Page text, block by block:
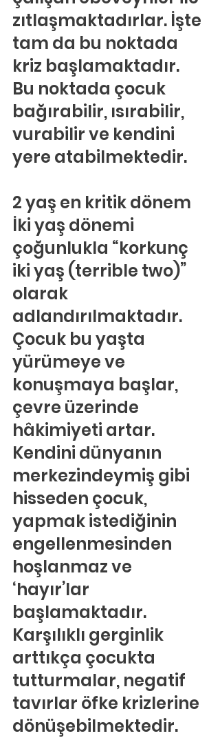
zıtlaşmaktadırlar. İşte
tam da bu noktada
kriz başlamaktadır.
Bu noktada çocuk
bağırabilir, ısırabilir,
vurabilir ve kendini
yere atabilmektedir.
2 yaş en kritik dönem
İki yaş dönemi
çoğunlukla “korkunç
iki yaş (terrible two)”
olarak
adlandırılmaktadır.
Çocuk bu yaşta
yürümeye ve
konuşmaya başlar,
çevre üzerinde
hâkimiyeti artar.
Kendini dünyanın
merkezindeymiş gibi
hisseden çocuk,
yapmak istediğinin
engellenmesinden
hoşlanmaz ve
‘hayır’lar
başlamaktadır.
Karşılıklı gerginlik
arttıkça çocukta
tutturmalar, negatif
tavırlar öfke krizlerine
dönüşebilmektedir.